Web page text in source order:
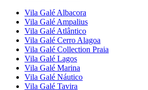
Vila Galé Albacora
Vila Galé Ampalius
Vila Galé Atlântico
Vila Galé Cerro Alagoa
Vila Galé Collection Praia
Vila Galé Lagos
Vila Galé Marina
Vila Galé Náutico
Vila Galé Tavira